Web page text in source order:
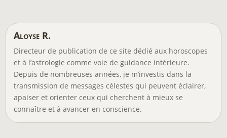
Aloyse R.
Directeur de publication de ce site dédié aux horoscopes
et à l’astrologie comme voie de guidance intérieure.
Depuis de nombreuses années, je m’investis dans la
transmission de messages célestes qui peuvent éclairer,
apaiser et orienter ceux qui cherchent à mieux se
connaître et à avancer en conscience.